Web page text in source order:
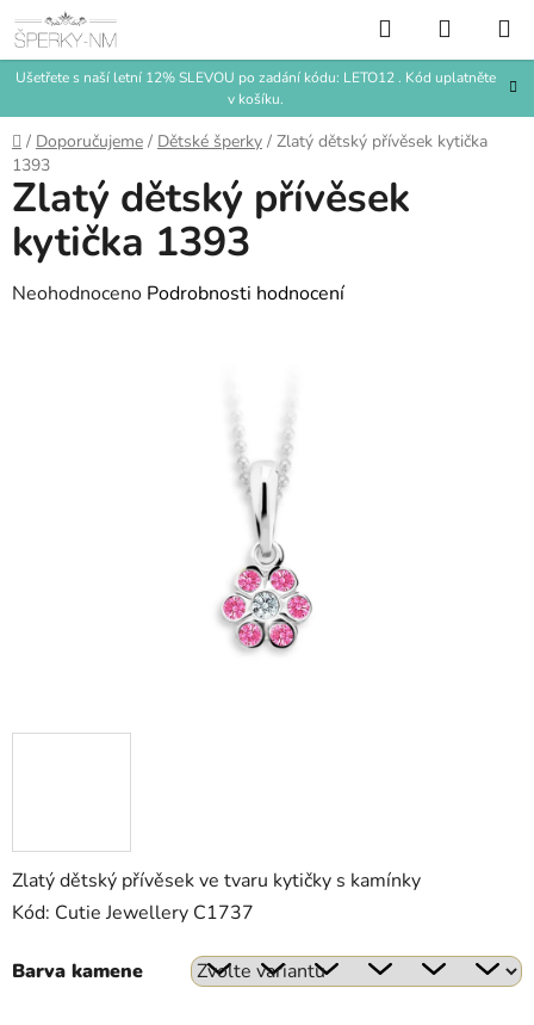
na
obsah
Ušetřete s naší letní 12% SLEVOU po zadání kódu: LETO12 . Kód uplatněte
v košíku.
Hledat
KOŠÍK
Domů
/ Doporučujeme / Dětské šperky / Zlatý dětský přívěsek kytička
1393
Zlatý dětský přívěsek ve tvaru kytičky s kamínky
Kód: Cutie Jewellery C1737
Barva kamene
Zlatý dětský přívěsek
kytička 1393
Průměrné
Neohodnoceno Podrobnosti hodnocení